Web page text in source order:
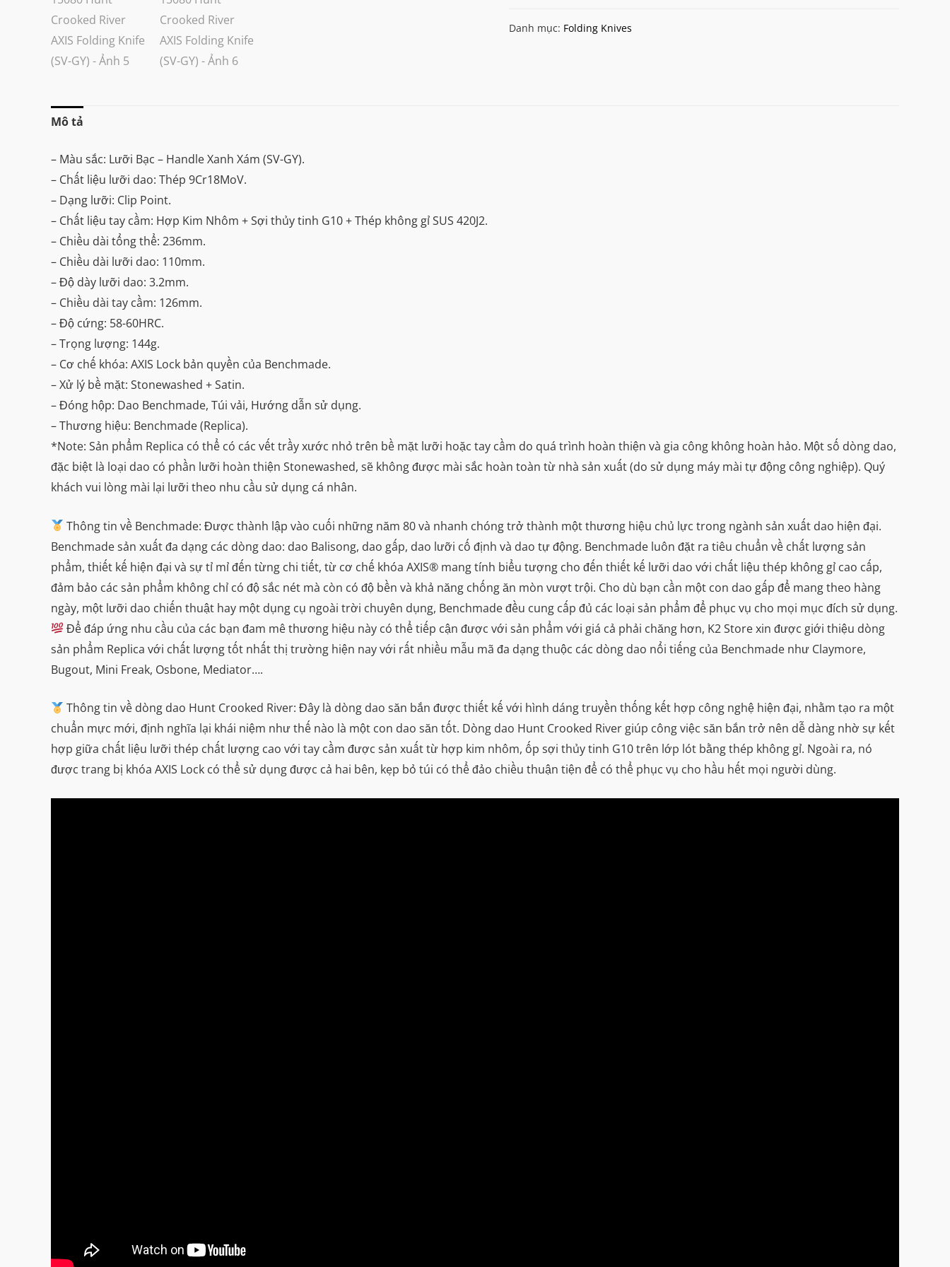
Danh mục: Folding Knives
Mô tả
– Màu sắc: Lưỡi Bạc – Handle Xanh Xám (SV-GY).
– Chất liệu lưỡi dao: Thép 9Cr18MoV.
– Dạng lưỡi: Clip Point.
– Chất liệu tay cầm: Hợp Kim Nhôm + Sợi thủy tinh G10 + Thép không gỉ SUS 420J2.
– Chiều dài tổng thể: 236mm.
– Chiều dài lưỡi dao: 110mm.
– Độ dày lưỡi dao: 3.2mm.
– Chiều dài tay cầm: 126mm.
– Độ cứng: 58-60HRC.
– Trọng lượng: 144g.
– Cơ chế khóa: AXIS Lock bản quyền của Benchmade.
– Xử lý bề mặt: Stonewashed + Satin.
– Đóng hộp: Dao Benchmade, Túi vải, Hướng dẫn sử dụng.
– Thương hiệu: Benchmade (Replica).
*Note: Sản phẩm Replica có thể có các vết trầy xước nhỏ trên bề mặt lưỡi hoặc tay cầm do quá trình hoàn thiện và gia công không hoàn hảo. Một số dòng dao,
đặc biệt là loại dao có phần lưỡi hoàn thiện Stonewashed, sẽ không được mài sắc hoàn toàn từ nhà sản xuất (do sử dụng máy mài tự động công nghiệp). Quý
khách vui lòng mài lại lưỡi theo nhu cầu sử dụng cá nhân.
Thông tin về Benchmade: Được thành lập vào cuối những năm 80 và nhanh chóng trở thành một thương hiệu chủ lực trong ngành sản xuất dao hiện đại.
Benchmade sản xuất đa dạng các dòng dao: dao Balisong, dao gấp, dao lưỡi cố định và dao tự động. Benchmade luôn đặt ra tiêu chuẩn về chất lượng sản
phẩm, thiết kế hiện đại và sự tỉ mỉ đến từng chi tiết, từ cơ chế khóa AXIS® mang tính biểu tượng cho đến thiết kế lưỡi dao với chất liệu thép không gỉ cao cấp,
đảm bảo các sản phẩm không chỉ có độ sắc nét mà còn có độ bền và khả năng chống ăn mòn vượt trội. Cho dù bạn cần một con dao gấp để mang theo hàng
ngày, một lưỡi dao chiến thuật hay một dụng cụ ngoài trời chuyên dụng, Benchmade đều cung cấp đủ các loại sản phẩm để phục vụ cho mọi mục đích sử dụng.
Để đáp ứng nhu cầu của các bạn đam mê thương hiệu này có thể tiếp cận được với sản phẩm với giá cả phải chăng hơn, K2 Store xin được giới thiệu dòng
sản phẩm Replica với chất lượng tốt nhất thị trường hiện nay với rất nhiều mẫu mã đa dạng thuộc các dòng dao nổi tiếng của Benchmade như Claymore,
Bugout, Mini Freak, Osbone, Mediator….
Thông tin về dòng dao Hunt Crooked River: Đây là dòng dao săn bắn được thiết kế với hình dáng truyền thống kết hợp công nghệ hiện đại, nhằm tạo ra một
chuẩn mực mới, định nghĩa lại khái niệm như thế nào là một con dao săn tốt. Dòng dao Hunt Crooked River giúp công việc săn bắn trở nên dễ dàng nhờ sự kết
hợp giữa chất liệu lưỡi thép chất lượng cao với tay cầm được sản xuất từ hợp kim nhôm, ốp sợi thủy tinh G10 trên lớp lót bằng thép không gỉ. Ngoài ra, nó
được trang bị khóa AXIS Lock có thể sử dụng được cả hai bên, kẹp bỏ túi có thể đảo chiều thuận tiện để có thể phục vụ cho hầu hết mọi người dùng.